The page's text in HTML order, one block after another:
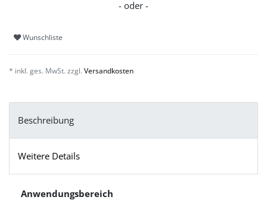
Wunschliste
* inkl. ges. MwSt. zzgl. Versandkosten
Beschreibung
Weitere Details
Anwendungsbereich